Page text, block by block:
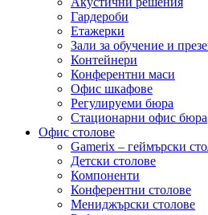
Гардероби
Етажерки
Зали за обучение и
Контейнери
Конферентни маси
Офис шкафове
Регулируеми бюра
Стационарни офис бюра
Офис столове
Gamerix – геймърски
Детски столове
Компоненти
Конферентни столове
Мениджърски столове